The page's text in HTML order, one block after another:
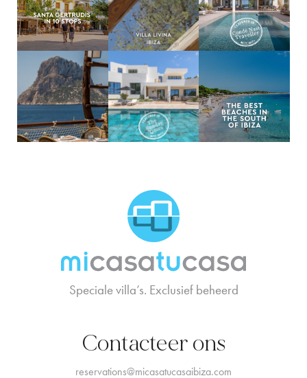
Speciale villa’s. Exclusief beheerd
Contacteer ons
reservations@micasatucasaibiza.com